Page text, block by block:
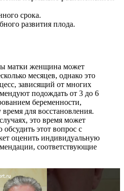
срока.
развития плода.
матки женщина может
месяцев, однако это
зависящий от многих
подождать от 3 до 6
беременности,
для восстановления.
это время может
этот вопрос с
оценить индивидуальную
соответствующие